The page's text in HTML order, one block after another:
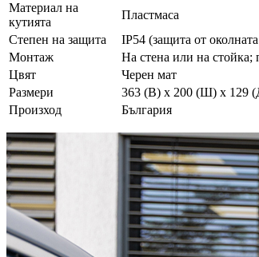
Материал на
кутията
Пластмаса
Степен на защита
IP54 (защита от
Монтаж
На стена или на стойка;
Цвят
Черен мат
Размери
363 (В) x 200 (Ш) x 129
Произход
България